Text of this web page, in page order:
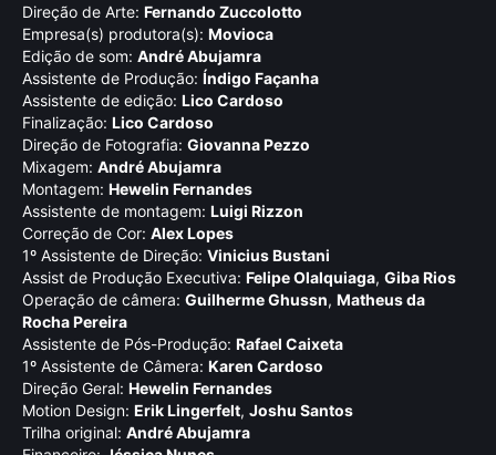
Direção de Arte: Fernando Zuccolotto
Empresa(s) produtora(s): Movioca
Edição de som: André Abujamra
Assistente de Produção: Índigo Façanha
Assistente de edição: Lico Cardoso
Finalização: Lico Cardoso
Direção de Fotografia: Giovanna Pezzo
Mixagem: André Abujamra
Montagem: Hewelin Fernandes
Assistente de montagem: Luigi Rizzon
Correção de Cor: Alex Lopes
1º Assistente de Direção: Vinicius Bustani
Assist de Produção Executiva: Felipe Olalquiaga, Giba Rios
Operação de câmera: Guilherme Ghussn, Matheus da
Rocha Pereira
Assistente de Pós-Produção: Rafael Caixeta
1º Assistente de Câmera: Karen Cardoso
Direção Geral: Hewelin Fernandes
Motion Design: Erik Lingerfelt, Joshu Santos
Trilha original: André Abujamra